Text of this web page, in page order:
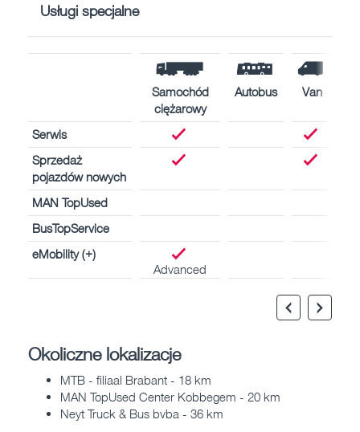
Usługi specjalne
Samochód
ciężarowy
Autobus Van
Serwis
Sprzedaż
pojazdów nowych
MAN TopUsed
BusTopService
eMobility (+)
Advanced
Okoliczne lokalizacje
MTB - filiaal Brabant - 18 km
MAN TopUsed Center Kobbegem - 20 km
Neyt Truck & Bus bvba - 36 km